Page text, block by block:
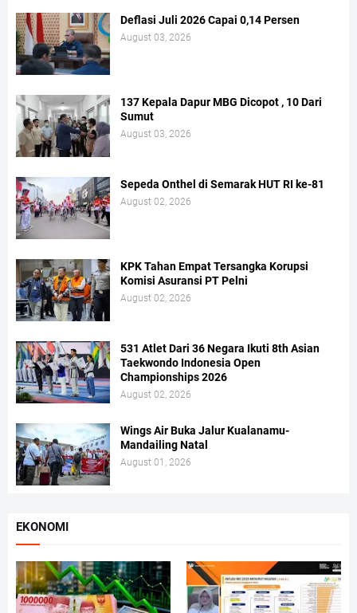
Deflasi Juli 2026 Capai 0,14 Persen
August 03, 2026
137 Kepala Dapur MBG Dicopot , 10 Dari
Sumut
August 03, 2026
Sepeda Onthel di Semarak HUT RI ke-81
August 02, 2026
KPK Tahan Empat Tersangka Korupsi
Komisi Asuransi PT Pelni
August 02, 2026
531 Atlet Dari 36 Negara Ikuti 8th Asian
Taekwondo Indonesia Open
Championships 2026
August 02, 2026
Wings Air Buka Jalur Kualanamu-
Mandailing Natal
August 01, 2026
EKONOMI